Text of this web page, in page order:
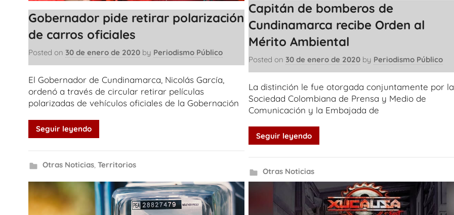
Gobernador pide retirar polarización
de carros oficiales
Posted on 30 de enero de 2020 by Periodismo Público
El Gobernador de Cundinamarca, Nicolás García,
ordenó a través de circular retirar películas
polarizadas de vehículos oficiales de la Gobernación
Seguir leyendo
Otras Noticias, Territorios
Capitán de bomberos de
Cundinamarca recibe Orden al
Mérito Ambiental
Posted on30 de enero de 2020 by Periodismo Público
La distinción le fue otorgada conjuntamente por la
Sociedad Colombiana de Prensa y Medio de
Comunicación y la Embajada de
Seguir leyendo
Otras Noticias